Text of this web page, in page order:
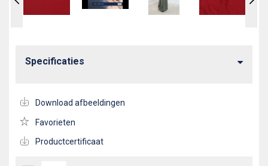
Specificaties
Download afbeeldingen
Favorieten
Productcertificaat